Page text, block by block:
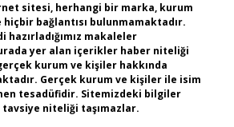
sitesi, herhangi bir marka, kurum
bağlantısı bulunmamaktadır.
hazırladığımız makaleler
yer alan içerikler haber niteliği
kurum ve kişiler hakkında
Gerçek kurum ve kişiler ile isim
tesadüfidir. Sitemizdeki bilgiler
niteliği taşımazlar.